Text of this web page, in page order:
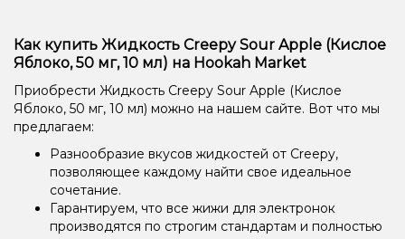
Как купить Жидкость Creepy Sour Apple (Кислое
Яблоко, 50 мг, 10 мл) на Hookah Market
Приобрести Жидкость Creepy Sour Apple (Кислое
Яблоко, 50 мг, 10 мл) можно на нашем сайте. Вот что мы
предлагаем:
Разнообразие вкусов жидкостей от Creepy,
позволяющее каждому найти свое идеальное
сочетание.
Гарантируем, что все жижи для электронок
производятся по строгим стандартам и полностью